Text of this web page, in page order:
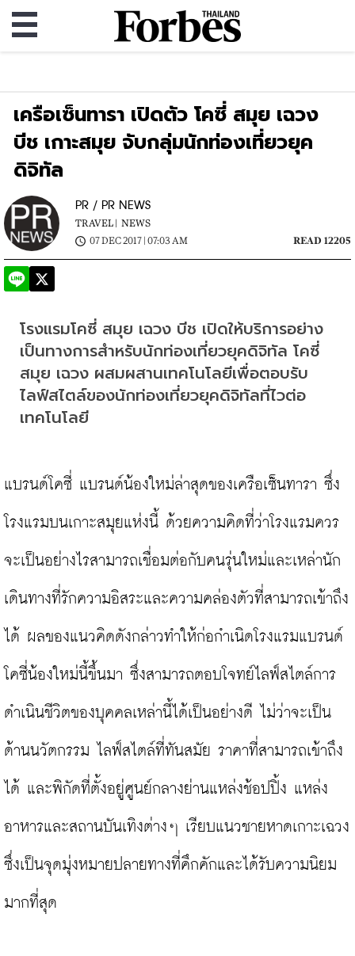
เครือเซ็นทารา เปิดตัว โคซี่ สมุย เฉวง
บีช เกาะสมุย จับกลุ่มนักท่องเที่ยวยุค
ดิจิทัล
PR / PR NEWS
TRAVEL |
NEWS
07 DEC 2017 | 07:03 AM
READ 12205
โรงแรมโคซี่ สมุย เฉวง บีช เปิดให้บริการอย่าง
เป็นทางการสำหรับนักท่องเที่ยวยุคดิจิทัล โคซี่
สมุย เฉวง ผสมผสานเทคโนโลยีเพื่อตอบรับ
ไลฟ์สไตล์ของนักท่องเที่ยวยุคดิจิทัลที่ไวต่อ
เทคโนโลยี
แบรนด์โคซี่ แบรนด์น้องใหม่ล่าสุดของเครือเซ็นทารา ซึ่ง
โรงแรมบนเกาะสมุยแห่งนี้ ด้วยความคิดที่ว่าโรงแรมควร
จะเป็นอย่างไรสามารถเชื่อมต่อกับคนรุ่นใหม่และเหล่านัก
เดินทางที่รักความอิสระและความคล่องตัวที่สามารถเข้าถึง
ได้ ผลของแนวคิดดังกล่าวทำให้ก่อกำเนิดโรงแรมแบรนด์
โคซี่น้องใหม่นี้ขึ้นมา ซึ่งสามารถตอบโจทย์ไลฟ์สไตล์การ
ดำเนินชีวิตของบุคคลเหล่านี้ได้เป็นอย่างดี ไม่ว่าจะเป็น
ด้านนวัตกรรม ไลฟ์สไตล์ที่ทันสมัย ราคาที่สามารถเข้าถึง
ได้ และพิกัดที่ตั้งอยู่ศูนย์กลางย่านแหล่งช้อปปิ้ง แหล่ง
อาหารและสถานบันเทิงต่างๆ เรียบแนวชายหาดเกาะเฉวง
ซึ่งเป็นจุดมุ่งหมายปลายทางที่คึกคักและได้รับความนิยม
มากที่สุด